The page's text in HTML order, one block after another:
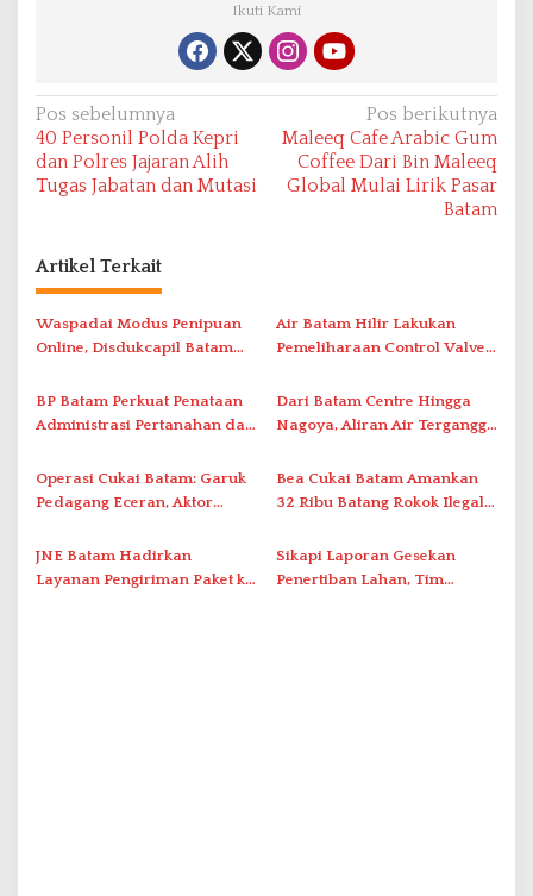
Ikuti Kami
N
a
v
g
a
s
i
o
Pos sebelumnya
40 Personil Polda Kepri
dan Polres Jajaran Alih
Tugas Jabatan dan Mutasi
Pos berikutnya
Maleeq Cafe Arabic Gum
Coffee Dari Bin Maleeq
Global Mulai Lirik Pasar
Batam
Artikel Terkait
Waspadai Modus Penipuan
Online, Disdukcapil Batam
Tatap Muka
Air Batam Hilir Lakukan
Pemeliharaan Control Valve,
BP Batam Perkuat Penataan
Administrasi Pertanahan dan
Dari Batam Centre Hingga
Nagoya, Aliran Air Terganggu
Duriangkang
Operasi Cukai Batam: Garuk
Pedagang Eceran, Aktor
Tersentuh?
Bea Cukai Batam Amankan
32 Ribu Batang Rokok Ilegal
JNE Batam Hadirkan
Layanan Pengiriman Paket ke
Sikapi Laporan Gesekan
Penertiban Lahan, Tim